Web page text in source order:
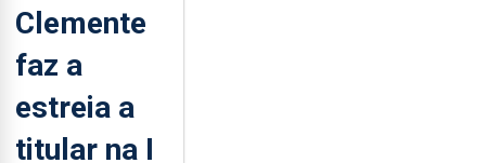
Clemente
faz a
estreia a
titular na I